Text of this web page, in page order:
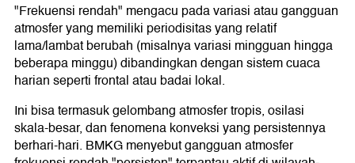
"Frekuensi rendah" mengacu pada variasi atau gangguan
atmosfer yang memiliki periodisitas yang relatif
lama/lambat berubah (misalnya variasi mingguan hingga
beberapa minggu) dibandingkan dengan sistem cuaca
harian seperti frontal atau badai lokal.
Ini bisa termasuk gelombang atmosfer tropis, osilasi
skala‐besar, dan fenomena konveksi yang persistennya
berhari-hari. BMKG menyebut gangguan atmosfer